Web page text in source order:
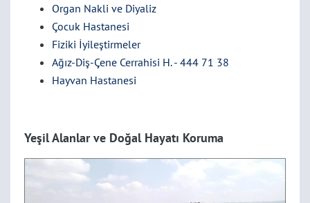
Organ Nakli ve Diyaliz
Çocuk Hastanesi
Fiziki İyileştirmeler
Ağız-Diş-Çene Cerrahisi H. - 444 71 38
Hayvan Hastanesi
Yeşil Alanlar ve Doğal Hayatı Koruma